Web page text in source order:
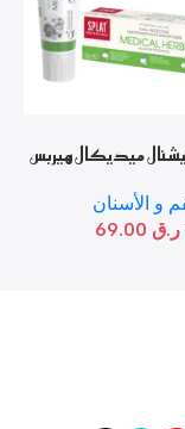
ميديكال هيربس
و الأسنان
ر.ق